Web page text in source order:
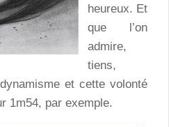
heureux. Et
que l’on
admire,
tiens,
et cette volonté
1m54, par exemple.